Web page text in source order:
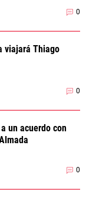
0
viajará Thiago
0
un acuerdo con
0